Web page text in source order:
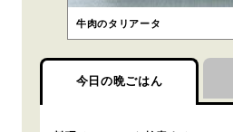
牛肉のタリアータ
今日の晩ごはん